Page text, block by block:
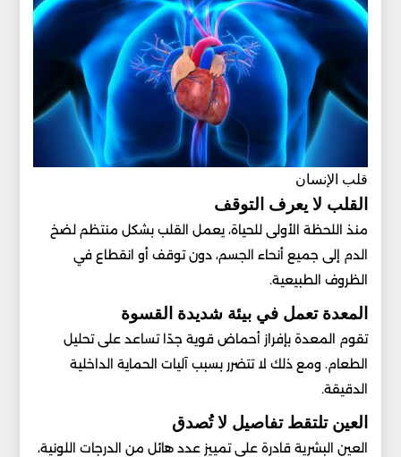
قلب الإنسان
القلب لا يعرف التوقف
منذ اللحظة الأولى للحياة، يعمل القلب بشكل منتظم لضخ
الدم إلى جميع أنحاء الجسم، دون توقف أو انقطاع في
الظروف الطبيعية.
المعدة تعمل في بيئة شديدة القسوة
تقوم المعدة بإفراز أحماض قوية جدًا تساعد على تحليل
الطعام. ومع ذلك لا تتضرر بسبب آليات الحماية الداخلية
الدقيقة.
العين تلتقط تفاصيل لا تُصدق
العين البشرية قادرة على تمييز عدد هائل من الدرجات اللونية،